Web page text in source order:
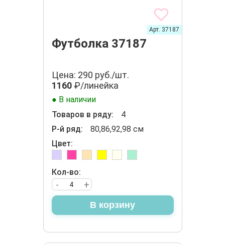
Футболка 37187
Арт. 37187
Цена: 290 руб./шт.
1160₽/линейка
● В наличии
Товаров в ряду:
4
Р-й ряд:
80,86,92,98 см
Цвет:
Кол-во:
+
-
В корзину